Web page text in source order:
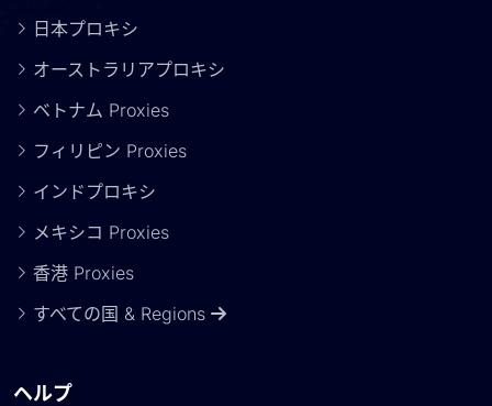
日本プロキシ
オーストラリアプロキシ
ベトナム Proxies
フィリピン Proxies
インドプロキシ
メキシコ Proxies
香港 Proxies
すべての国 & Regions
ヘルプ